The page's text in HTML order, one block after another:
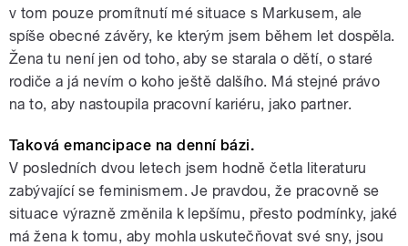
v tom pouze promítnutí mé situace s Markusem, ale
spíše obecné závěry, ke kterým jsem během let dospěla.
Žena tu není jen od toho, aby se starala o dětí, o staré
rodiče a já nevím o koho ještě dalšího. Má stejné právo
na to, aby nastoupila pracovní kariéru, jako partner.
Taková emancipace na denní bázi.
V posledních dvou letech jsem hodně četla literaturu
zabývající se feminismem. Je pravdou, že pracovně se
situace výrazně změnila k lepšímu, přesto podmínky, jaké
má žena k tomu, aby mohla uskutečňovat své sny, jsou